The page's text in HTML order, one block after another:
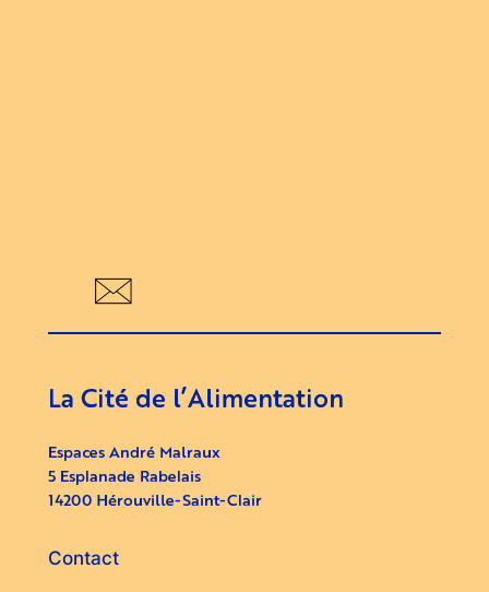
La Cité de l’Alimentation
Espaces André Malraux
5 Esplanade Rabelais
14200 Hérouville-Saint-Clair
Contact